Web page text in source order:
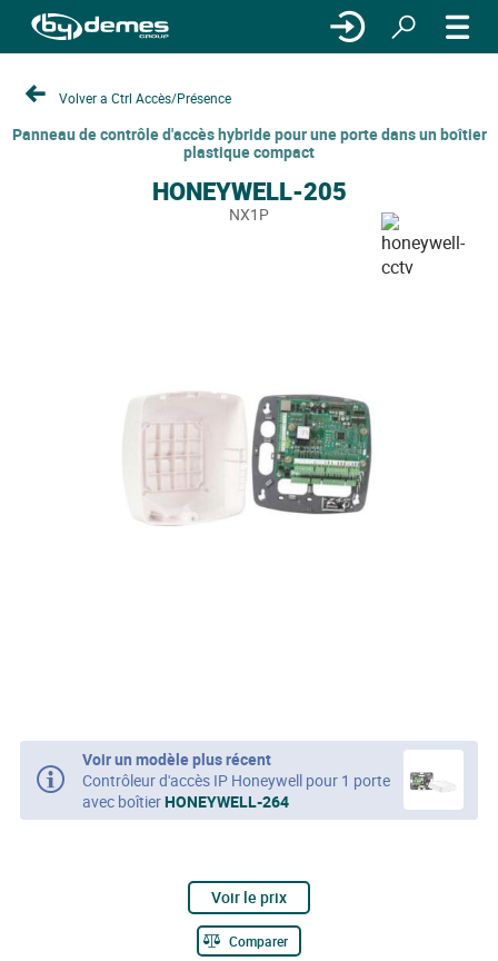
Volver a Ctrl Accès/Présence
Panneau de contrôle d'accès hybride pour une porte dans un boîtier
plastique compact
HONEYWELL-205
NX1P
Voir un modèle plus récent
Contrôleur d'accès IP Honeywell pour 1 porte
avec boîtierHONEYWELL-264
Voir le prix
Comparer